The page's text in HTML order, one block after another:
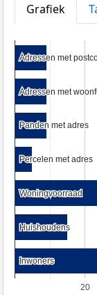
Grafiek
20
Adressen met
Adressen met
Adressen met
Adressen met
Panden met adres
Panden met adres
Percelen met adres
Percelen met adres
Woningvoorraad
Woningvoorraad
Huishoudens
Huishoudens
Inwoners
Inwoners